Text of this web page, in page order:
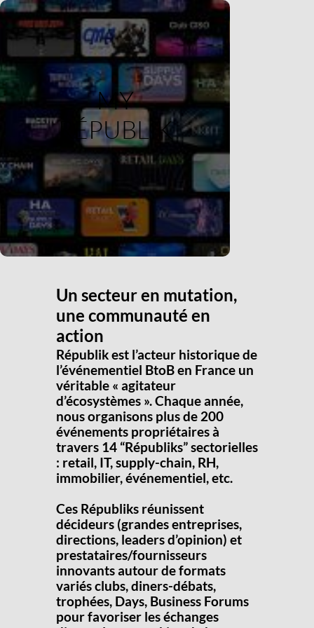
MY
RÉPUBLIK
Un secteur en mutation,
une communauté en
action
Républik est l’acteur historique de
l’événementiel BtoB en France un
véritable « agitateur
d’écosystèmes ». Chaque année,
nous organisons plus de 200
événements propriétaires à
travers 14 “Républiks” sectorielles
: retail, IT, supply-chain, RH,
immobilier, événementiel, etc.
Ces Républiks réunissent
décideurs (grandes entreprises,
directions, leaders d’opinion) et
prestataires/fournisseurs
innovants autour de formats
variés clubs, diners-débats,
trophées, Days, Business Forums
pour favoriser les échanges